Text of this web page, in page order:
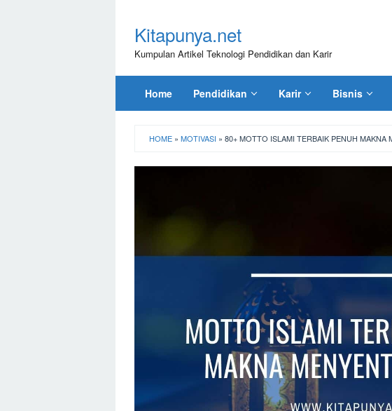
kontenKitapunya.net
Kumpulan Artikel Teknologi Pendidikan dan Karir
Home Pendidikan Karir Bisnis
HOME » MOTIVASI » 80+ MOTTO ISLAMI TERBAIK PENUH MAKNA